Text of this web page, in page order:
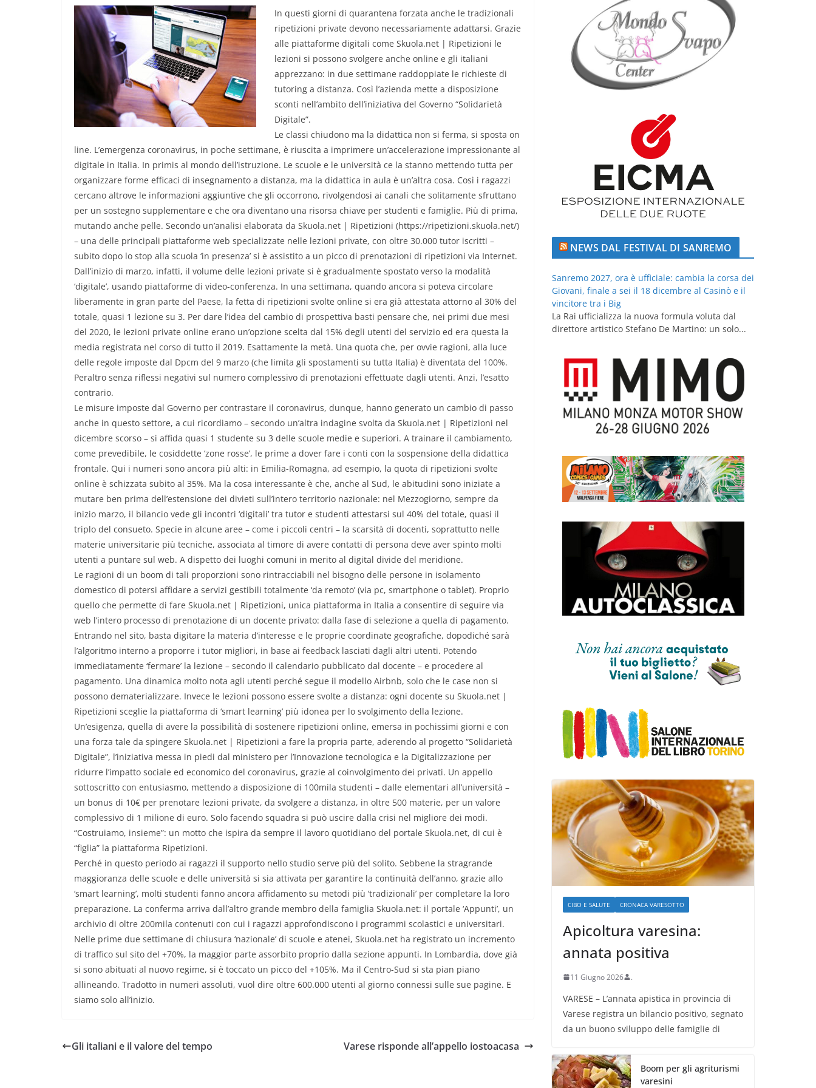
In questi giorni di quarantena forzata anche le tradizionali
ripetizioni private devono necessariamente adattarsi. Grazie
alle piattaforme digitali come Skuola.net | Ripetizioni le
lezioni si possono svolgere anche online e gli italiani
apprezzano: in due settimane raddoppiate le richieste di
tutoring a distanza. Così l’azienda mette a disposizione
sconti nell’ambito dell’iniziativa del Governo “Solidarietà
Digitale”.
Le classi chiudono ma la didattica non si ferma, si sposta on
line. L’emergenza coronavirus, in poche settimane, è riuscita a imprimere un’accelerazione impressionante al
digitale in Italia. In primis al mondo dell’istruzione. Le scuole e le università ce la stanno mettendo tutta per
organizzare forme efficaci di insegnamento a distanza, ma la didattica in aula è un’altra cosa. Così i ragazzi
cercano altrove le informazioni aggiuntive che gli occorrono, rivolgendosi ai canali che solitamente sfruttano
per un sostegno supplementare e che ora diventano una risorsa chiave per studenti e famiglie. Più di prima,
mutando anche pelle. Secondo un’analisi elaborata da Skuola.net | Ripetizioni (https://ripetizioni.skuola.net/)
– una delle principali piattaforme web specializzate nelle lezioni private, con oltre 30.000 tutor iscritti –
subito dopo lo stop alla scuola ‘in presenza’ si è assistito a un picco di prenotazioni di ripetizioni via Internet.
Dall’inizio di marzo, infatti, il volume delle lezioni private si è gradualmente spostato verso la modalità
‘digitale’, usando piattaforme di video-conferenza. In una settimana, quando ancora si poteva circolare
liberamente in gran parte del Paese, la fetta di ripetizioni svolte online si era già attestata attorno al 30% del
totale, quasi 1 lezione su 3. Per dare l’idea del cambio di prospettiva basti pensare che, nei primi due mesi
del 2020, le lezioni private online erano un’opzione scelta dal 15% degli utenti del servizio ed era questa la
media registrata nel corso di tutto il 2019. Esattamente la metà. Una quota che, per ovvie ragioni, alla luce
delle regole imposte dal Dpcm del 9 marzo (che limita gli spostamenti su tutta Italia) è diventata del 100%.
Peraltro senza riflessi negativi sul numero complessivo di prenotazioni effettuate dagli utenti. Anzi, l’esatto
contrario.
Le misure imposte dal Governo per contrastare il coronavirus, dunque, hanno generato un cambio di passo
anche in questo settore, a cui ricordiamo – secondo un’altra indagine svolta da Skuola.net | Ripetizioni nel
dicembre scorso – si affida quasi 1 studente su 3 delle scuole medie e superiori. A trainare il cambiamento,
come prevedibile, le cosiddette ‘zone rosse’, le prime a dover fare i conti con la sospensione della didattica
frontale. Qui i numeri sono ancora più alti: in Emilia-Romagna, ad esempio, la quota di ripetizioni svolte
online è schizzata subito al 35%. Ma la cosa interessante è che, anche al Sud, le abitudini sono iniziate a
mutare ben prima dell’estensione dei divieti sull’intero territorio nazionale: nel Mezzogiorno, sempre da
inizio marzo, il bilancio vede gli incontri ‘digitali’ tra tutor e studenti attestarsi sul 40% del totale, quasi il
triplo del consueto. Specie in alcune aree – come i piccoli centri – la scarsità di docenti, soprattutto nelle
materie universitarie più tecniche, associata al timore di avere contatti di persona deve aver spinto molti
utenti a puntare sul web. A dispetto dei luoghi comuni in merito al digital divide del meridione.
Le ragioni di un boom di tali proporzioni sono rintracciabili nel bisogno delle persone in isolamento
domestico di potersi affidare a servizi gestibili totalmente ‘da remoto’ (via pc, smartphone o tablet). Proprio
quello che permette di fare Skuola.net | Ripetizioni, unica piattaforma in Italia a consentire di seguire via
web l’intero processo di prenotazione di un docente privato: dalla fase di selezione a quella di pagamento.
Entrando nel sito, basta digitare la materia d’interesse e le proprie coordinate geografiche, dopodiché sarà
l’algoritmo interno a proporre i tutor migliori, in base ai feedback lasciati dagli altri utenti. Potendo
immediatamente ‘fermare’ la lezione – secondo il calendario pubblicato dal docente – e procedere al
pagamento. Una dinamica molto nota agli utenti perché segue il modello Airbnb, solo che le case non si
possono dematerializzare. Invece le lezioni possono essere svolte a distanza: ogni docente su Skuola.net |
Ripetizioni sceglie la piattaforma di ‘smart learning’ più idonea per lo svolgimento della lezione.
Un’esigenza, quella di avere la possibilità di sostenere ripetizioni online, emersa in pochissimi giorni e con
una forza tale da spingere Skuola.net | Ripetizioni a fare la propria parte, aderendo al progetto “Solidarietà
Digitale”, l’iniziativa messa in piedi dal ministero per l’Innovazione tecnologica e la Digitalizzazione per
ridurre l’impatto sociale ed economico del coronavirus, grazie al coinvolgimento dei privati. Un appello
sottoscritto con entusiasmo, mettendo a disposizione di 100mila studenti – dalle elementari all’università –
un bonus di 10€ per prenotare lezioni private, da svolgere a distanza, in oltre 500 materie, per un valore
complessivo di 1 milione di euro. Solo facendo squadra si può uscire dalla crisi nel migliore dei modi.
“Costruiamo, insieme”: un motto che ispira da sempre il lavoro quotidiano del portale Skuola.net, di cui è
“figlia” la piattaforma Ripetizioni.
Perché in questo periodo ai ragazzi il supporto nello studio serve più del solito. Sebbene la stragrande
maggioranza delle scuole e delle università si sia attivata per garantire la continuità dell’anno, grazie allo
‘smart learning’, molti studenti fanno ancora affidamento su metodi più ‘tradizionali’ per completare la loro
preparazione. La conferma arriva dall’altro grande membro della famiglia Skuola.net: il portale ‘Appunti’, un
archivio di oltre 200mila contenuti con cui i ragazzi approfondiscono i programmi scolastici e universitari.
Nelle prime due settimane di chiusura ‘nazionale’ di scuole e atenei, Skuola.net ha registrato un incremento
di traffico sul sito del +70%, la maggior parte assorbito proprio dalla sezione appunti. In Lombardia, dove già
si sono abituati al nuovo regime, si è toccato un picco del +105%. Ma il Centro-Sud si sta pian piano
allineando. Tradotto in numeri assoluti, vuol dire oltre 600.000 utenti al giorno connessi sulle sue pagine. E
siamo solo all’inizio.
Gli italiani e il valore del tempo Varese risponde all’appello iostoacasa
NEWS DAL FESTIVAL DI SANREMO
Sanremo 2027, ora è ufficiale: cambia la corsa dei
Giovani, finale a sei il 18 dicembre al Casinò e il
vincitore tra i Big
La Rai ufficializza la nuova formula voluta dal
direttore artistico Stefano De Martino: un solo...
CIBO E SALUTE CRONACA VARESOTTO
Apicoltura varesina:
annata positiva
11 Giugno 2026 .
VARESE – L’annata apistica in provincia di
Varese registra un bilancio positivo, segnato
da un buono sviluppo delle famiglie di
Boom per gli agriturismi
varesini